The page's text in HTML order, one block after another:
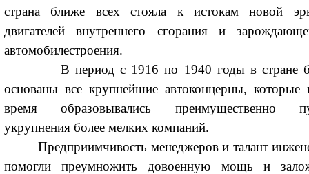
страна ближе всех стояла к истокам новой
двигателей внутреннего сгорания и
автомобилестроения.
В период с 1916 по 1940 годы в стране
основаны все крупнейшие автоконцерны, которые
время образовывались преимущественно
укрупнения более мелких компаний.
Предприимчивость менеджеров и талант
помогли преумножить довоенную мощь и